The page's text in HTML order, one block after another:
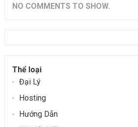
NO COMMENTS TO SHOW.
Thể loại
Đại Lý
Hosting
Hướng Dẫn